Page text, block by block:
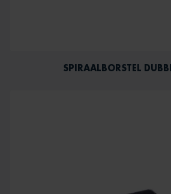
SPIRAALBORSTEL